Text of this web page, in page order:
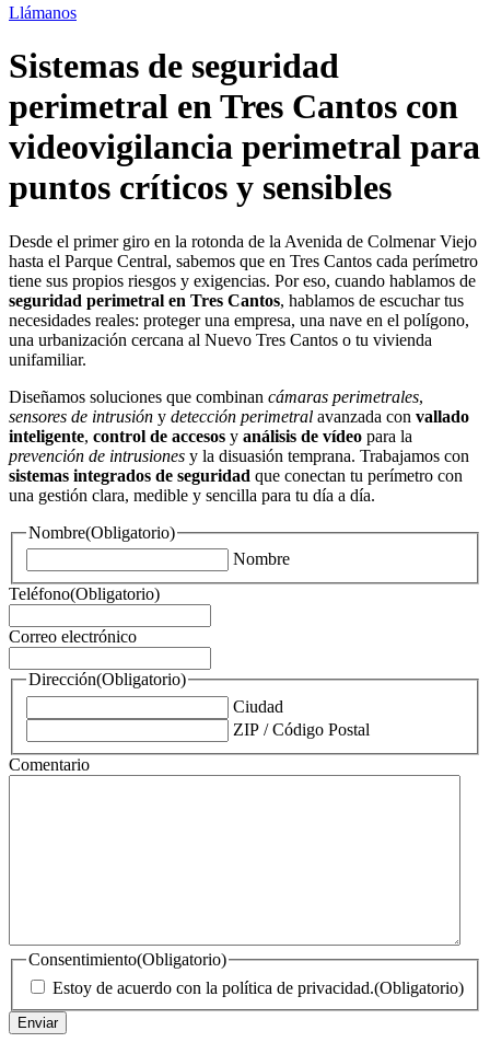
Llámanos
Sistemas de seguridad
perimetral en Tres Cantos con
videovigilancia perimetral para
puntos críticos y sensibles
Desde el primer giro en la rotonda de la Avenida de Colmenar Viejo
hasta el Parque Central, sabemos que en Tres Cantos cada perímetro
tiene sus propios riesgos y exigencias. Por eso, cuando hablamos de
seguridad perimetral en Tres Cantos, hablamos de escuchar tus
necesidades reales: proteger una empresa, una nave en el polígono,
una urbanización cercana al Nuevo Tres Cantos o tu vivienda
unifamiliar.
Diseñamos soluciones que combinan cámaras perimetrales,
sensores de intrusión y detección perimetral avanzada con vallado
inteligente, control de accesos y análisis de vídeo para la
prevención de intrusiones y la disuasión temprana. Trabajamos con
sistemas integrados de seguridad que conectan tu perímetro con
una gestión clara, medible y sencilla para tu día a día.
Nombre(Obligatorio)
Nombre
Teléfono(Obligatorio)
Correo electrónico
Dirección(Obligatorio)
Ciudad
ZIP / Código Postal
Comentario
Consentimiento(Obligatorio)
Estoy de acuerdo con la política de privacidad.(Obligatorio)